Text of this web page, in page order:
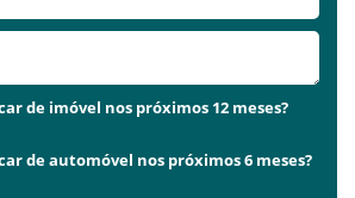
de imóvel nos próximos 12 meses?
de automóvel nos próximos 6 meses?